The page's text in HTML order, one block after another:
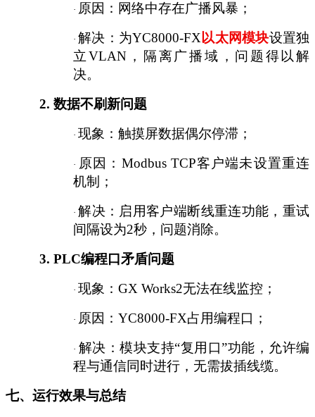
· 原因：网络中存在广播风暴；
·解决：为YC8000-FX 以太网模块设置独
立VLAN，隔离广播域，问题得以解
决。
2. 数据不刷新问题
· 现象：触摸屏数据偶尔停滞；
· 原因： Modbus TCP客户端未设置重连
机制；
·解决：启用客户端断线重连功能，重试
间隔设为2秒，问题消除。
3. PLC编程口矛盾问题
· 现象： GX Works2无法在线监控；
· 原因： YC8000-FX占用编程口；
· 解决：模块支持“复用口”功能，允许编
程与通信同时进行，无需拔插线缆。
七、运行效果与总结